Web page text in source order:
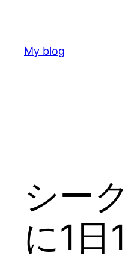
content
My blog
シー
に1日